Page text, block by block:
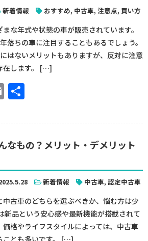
新着情報 おすすめ, 中古車, 注意点, 買い方
な年式や状態の車が販売されています。
落ちの車に注目することもあるでしょう。
はないメリットもありますが、反対に注意
在します。 […]
Email
なもの？メリット・デメリット
新着情報 中古車, 認定中古車
古車のどちらを選ぶべきか、悩む方は少
新品という安心感や最新機能が搭載されて
格やライフスタイルによっては、中古車